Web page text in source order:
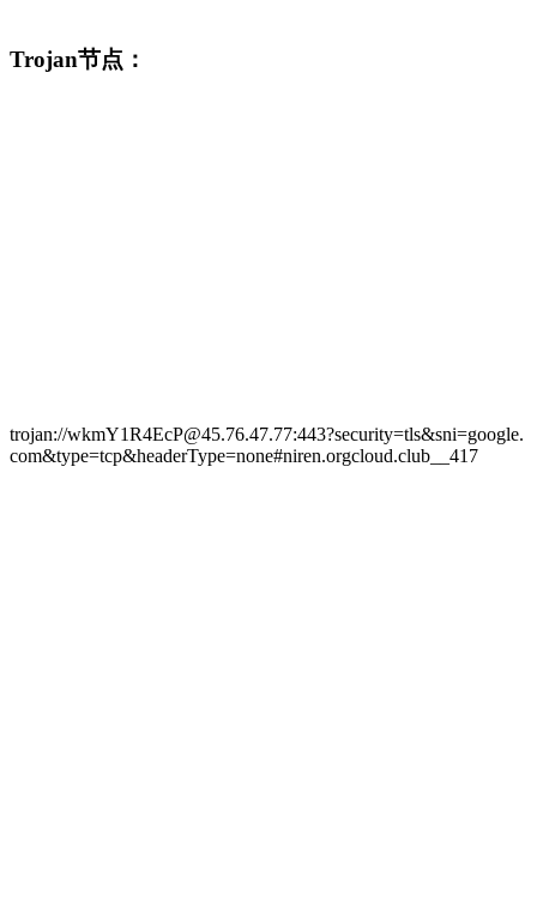
Trojan节点：
trojan://wkmY1R4EcP@45.76.47.77:443?security=tls&sni=google.
com&type=tcp&headerType=none#niren.orgcloud.club__417